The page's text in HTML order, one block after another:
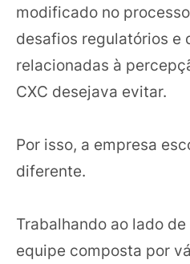
modificado no
desafios regulatórios e
relacionadas à
CXC desejava evitar.
Por isso, a empresa
diferente.
Trabalhando ao lado
equipe composta por